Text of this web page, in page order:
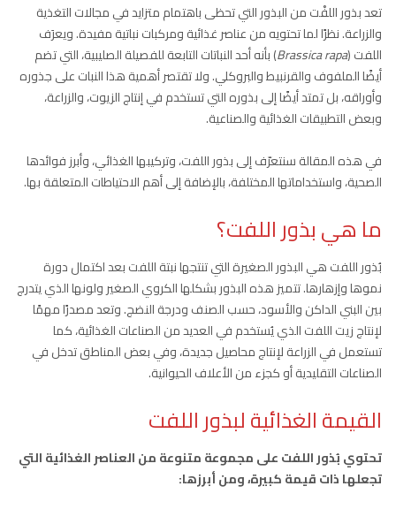
تعد بذور اللفْت من البذور التي تحظى باهتمام متزايد في مجالات التغذية
والزراعة. نظرًا لما تحتويه من عناصر غذائية ومركبات نباتية مفيدة. ويعرَف
اللفت (Brassica rapa) بأنه أحد النباتات التابعة للفصيلة الصليبية، التي تضم
أيضًا الملفوف والقرنبيط والبروكلي. ولا تقتصر أهمية هذا النبات على جذوره
وأوراقه، بل تمتد أيضًا إلى بذوره التي تستخدم في إنتاج الزيوت، والزراعة،
وبعض التطبيقات الغذائية والصناعية.
في هذه المقالة سنتعرّف إلى بذور اللفت، وتركيبها الغذائي، وأبرز فوائدها
الصحية، واستخداماتها المختلفة، بالإضافة إلى أهم الاحتياطات المتعلقة بها.
ما هي بذور اللفت؟
بُذور اللفت هي البذور الصغيرة التي تنتجها نبتة اللفت بعد اكتمال دورة
نموها وإزهارها. تتميز هذه البذور بشكلها الكروي الصغير ولونها الذي يتدرج
بين البني الداكن والأسود، حسب الصنف ودرجة النضج. وتعد مصدرًا مهمًا
لإنتاج زيت اللفت الذي يُستخدم في العديد من الصناعات الغذائية، كما
تستعمل في الزراعة لإنتاج محاصيل جديدة، وفي بعض المناطق تدخل في
الصناعات التقليدية أو كجزء من الأعلاف الحيوانية.
القيمة الغذائية لبذور اللفت
تحتوي بُذور اللفت على مجموعة متنوعة من العناصر الغذائية التي
تجعلها ذات قيمة كبيرة، ومن أبرزها: